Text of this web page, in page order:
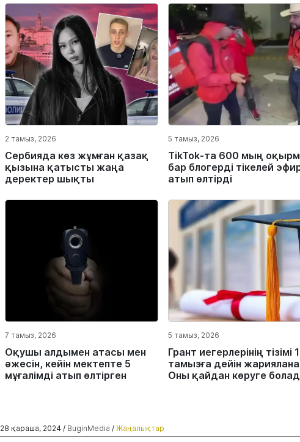
2 тамыз, 2026
Сербияда көз жұмған қазақ
қызына қатысты жаңа
деректер шықты
5 тамыз, 2026
TikTok-та 600 мың
бар блогерді тікелей
атып өлтірді
7 тамыз, 2026
Оқушы алдымен атасы мен
әжесін, кейін мектепте 5
мұғалімді атып өлтірген
5 тамыз, 2026
Грант иегерлерінің тізімі
тамызға дейін
Оны қайдан көруге
28 қараша, 2024 / BuginMedia / Жаңалықтар